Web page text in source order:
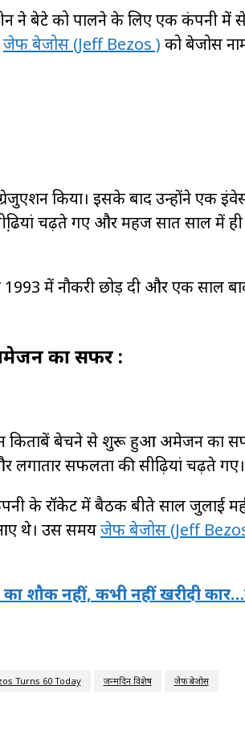
ने बेटे को पालने के लिए एक कंपनी में
जेफ बेजोस (Jeff Bezos ) को बेजोस
किया। इसके बाद उन्होंने एक
चढ़ते गए और महज सात साल में
में नौकरी छोड़ दी और एक साल
का सफर :
किताबें बेचने से शुरू हुआ अमेजन का
लगातार सफलता की सीढ़ियां चढ़ते गए।
के रॉकेट में बैठक बीते साल जुलाई
आए थे। उस समयजेफ बेजोस (Jeff
शौक नहीं, कभी नहीं खरीदी
Turns 60 Today जन्मदिन विशेष जेफ बेजोस